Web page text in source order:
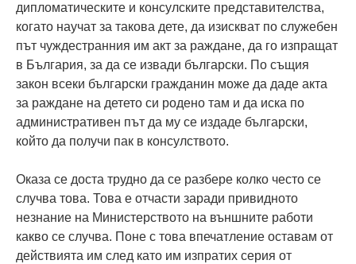
дипломатическите и консулските представителства,
когато научат за такова дете, да изискват по служебен
път чуждестранния им акт за раждане, да го изпращат
в България, за да се извади български. По същия
закон всеки български гражданин може да даде акта
за раждане на детето си родено там и да иска по
административен път да му се издаде български,
който да получи пак в консулството.
Оказа се доста трудно да се разбере колко често се
случва това. Това е отчасти заради привидното
незнание на Министерството на външните работи
какво се случва. Поне с това впечатление оставам от
действията им след като им изпратих серия от